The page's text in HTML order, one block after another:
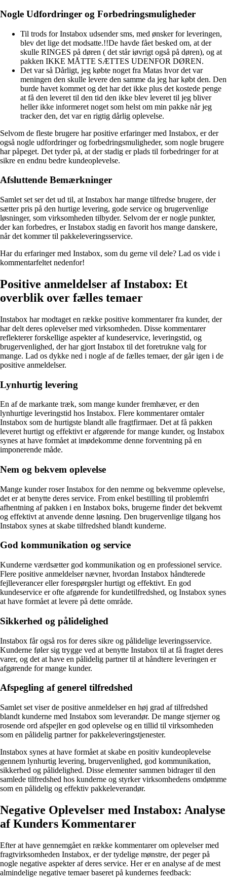
Nogle Udfordringer og Forbedringsmuligheder
Til trods for Instabox udsender sms, med ønsker for leveringen,
blev det lige det modsatte.!!De havde fået besked om, at der
skulle RINGES på døren ( det står iøvrigt også på døren), og at
pakken IKKE MÅTTE SÆTTES UDENFOR DØREN.
Det var så Dårligt, jeg købte noget fra Matas hvor det var
meningen den skulle levere den samme da jeg har købt den. Den
burde havet kommet og det har det ikke plus det kostede penge
at få den leveret til den tid den ikke blev leveret til jeg bliver
heller ikke informeret noget som helst om min pakke når jeg
tracker den, det var en rigtig dårlig oplevelse.
Selvom de fleste brugere har positive erfaringer med Instabox, er der
også nogle udfordringer og forbedringsmuligheder, som nogle brugere
har påpeget. Det tyder på, at der stadig er plads til forbedringer for at
sikre en endnu bedre kundeoplevelse.
Afsluttende Bemærkninger
Samlet set ser det ud til, at Instabox har mange tilfredse brugere, der
sætter pris på den hurtige levering, gode service og brugervenlige
løsninger, som virksomheden tilbyder. Selvom der er nogle punkter,
der kan forbedres, er Instabox stadig en favorit hos mange danskere,
når det kommer til pakkeleveringsservice.
Har du erfaringer med Instabox, som du gerne vil dele? Lad os vide i
kommentarfeltet nedenfor!
Positive anmeldelser af Instabox: Et
overblik over fælles temaer
Instabox har modtaget en række positive kommentarer fra kunder, der
har delt deres oplevelser med virksomheden. Disse kommentarer
reflekterer forskellige aspekter af kundeservice, leveringstid, og
brugervenlighed, der har gjort Instabox til det foretrukne valg for
mange. Lad os dykke ned i nogle af de fælles temaer, der går igen i de
positive anmeldelser.
Lynhurtig levering
En af de markante træk, som mange kunder fremhæver, er den
lynhurtige leveringstid hos Instabox. Flere kommentarer omtaler
Instabox som de hurtigste blandt alle fragtfirmaer. Det at få pakken
leveret hurtigt og effektivt er afgørende for mange kunder, og Instabox
synes at have formået at imødekomme denne forventning på en
imponerende måde.
Nem og bekvem oplevelse
Mange kunder roser Instabox for den nemme og bekvemme oplevelse,
det er at benytte deres service. From enkel bestilling til problemfri
afhentning af pakken i en Instabox boks, brugerne finder det bekvemt
og effektivt at anvende denne løsning. Den brugervenlige tilgang hos
Instabox synes at skabe tilfredshed blandt kunderne.
God kommunikation og service
Kunderne værdsætter god kommunikation og en professionel service.
Flere positive anmeldelser nævner, hvordan Instabox håndterede
fejlleverancer eller forespørgsler hurtigt og effektivt. En god
kundeservice er ofte afgørende for kundetilfredshed, og Instabox synes
at have formået at levere på dette område.
Sikkerhed og pålidelighed
Instabox får også ros for deres sikre og pålidelige leveringsservice.
Kunderne føler sig trygge ved at benytte Instabox til at få fragtet deres
varer, og det at have en pålidelig partner til at håndtere leveringen er
afgørende for mange kunder.
Afspegling af generel tilfredshed
Samlet set viser de positive anmeldelser en høj grad af tilfredshed
blandt kunderne med Instabox som leverandør. De mange stjerner og
rosende ord afspejler en god oplevelse og en tillid til virksomheden
som en pålidelig partner for pakkeleveringstjenester.
Instabox synes at have formået at skabe en positiv kundeoplevelse
gennem lynhurtig levering, brugervenlighed, god kommunikation,
sikkerhed og pålidelighed. Disse elementer sammen bidrager til den
samlede tilfredshed hos kunderne og styrker virksomhedens omdømme
som en pålidelig og effektiv pakkeleverandør.
Negative Oplevelser med Instabox: Analyse
af Kunders Kommentarer
Efter at have gennemgået en række kommentarer om oplevelser med
fragtvirksomheden Instabox, er der tydelige mønstre, der peger på
nogle negative aspekter af deres service. Her er en analyse af de mest
almindelige negative temaer baseret på kundernes feedback: